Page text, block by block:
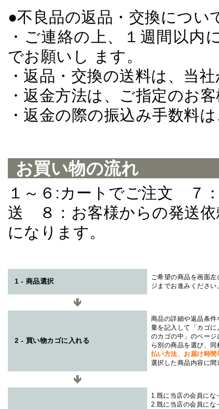
●不良品の返品・交換につい
・ご連絡の上、１週間以
でお願いし ます。
・返品・交換の送料は、当
・返金方法は、ご指定のお
・返金の際の振込み手数料
お買い物の流れ
１～６:カートでご注文 ７
送 ８：お客様からの発送
になります。
1 - 商品選択
ご希望の商品を画面
ジまでお進みください
2 - 買い物カゴに入れる
商品の詳細や返品条
量を記入して「カゴ
のカゴの中」のペー
ら別の商品を選び、
払い方法、お届け時
選択した商品内容に
1.既に当店の会員にな
2.既に当店の会員にな